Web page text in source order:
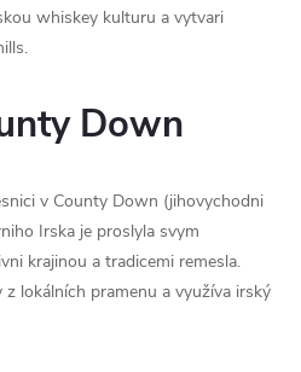
whiskey kulturu a vytvari
Down
v County Down (jihovychodni
Irska je proslyla svym
krajinou a tradicemi remesla.
lokálních pramenu a využíva irský